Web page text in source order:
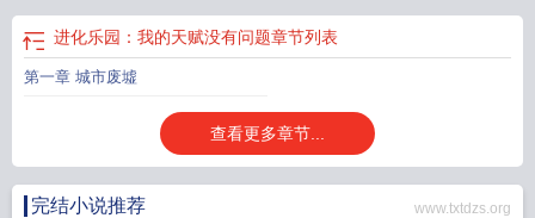
读进化乐园我的天赋没有问题 在线阅读进化乐园我的天赋没有问题 小原文学
网进化乐园我的天赋没有问题无防盗
进化乐园：我的天赋没有问题章节列表
第一章 城市废墟
查看更多章节...
完结小说推荐 www.txtdzs.org